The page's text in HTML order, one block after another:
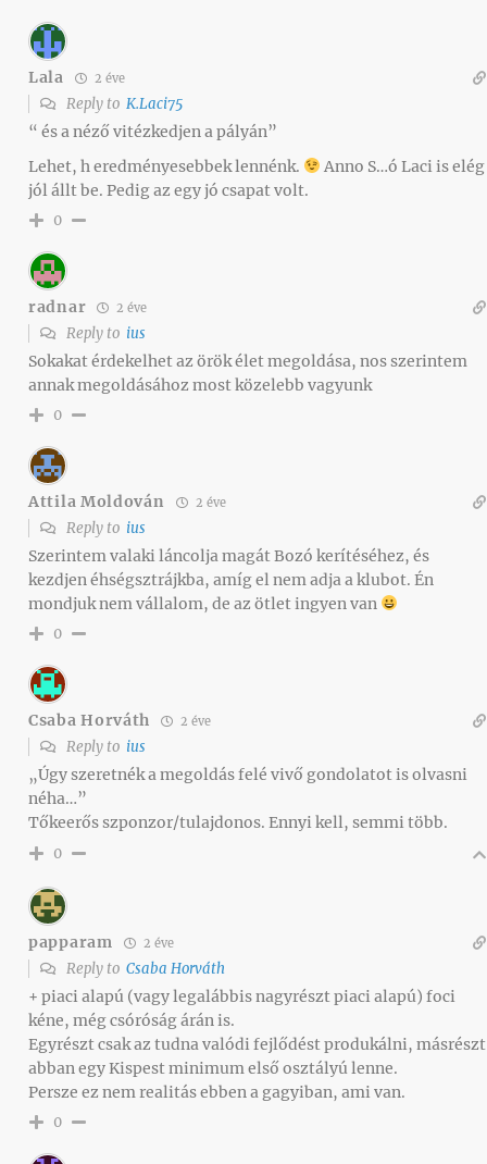
Lala 2 éve
Reply to K.Laci75
“ és a néző vitézkedjen a pályán”
Lehet, h eredményesebbek lennénk.
Anno S…ó Laci is elég
jól állt be. Pedig az egy jó csapat volt.
0
radnar 2 éve
Reply to ius
Sokakat érdekelhet az örök élet megoldása, nos szerintem
annak megoldásához most közelebb vagyunk
0
Attila Moldován 2 éve
Reply to ius
Szerintem valaki láncolja magát Bozó kerítéséhez, és
kezdjen éhségsztrájkba, amíg el nem adja a klubot. Én
mondjuk nem vállalom, de az ötlet ingyen van
0
Csaba Horváth 2 éve
Reply to ius
„Úgy szeretnék a megoldás felé vivő gondolatot is olvasni
néha…”
Tőkeerős szponzor/tulajdonos. Ennyi kell, semmi több.
0
papparam 2 éve
Reply to Csaba Horváth
+ piaci alapú (vagy legalábbis nagyrészt piaci alapú) foci
kéne, még csóróság árán is.
Egyrészt csak az tudna valódi fejlődést produkálni, másrészt
abban egy Kispest minimum első osztályú lenne.
Persze ez nem realitás ebben a gagyiban, ami van.
0